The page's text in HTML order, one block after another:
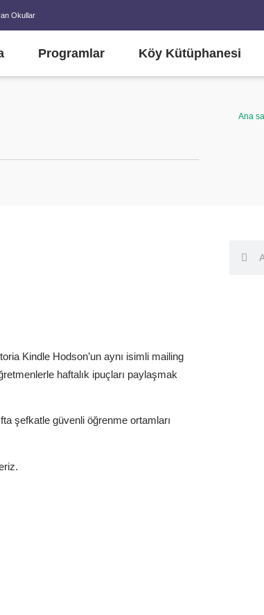
Okullar
Programlar Köy Kütüphanesi
Ana
Kindle Hodson’un aynı isimli mailing
haftalık ipuçları paylaşmak
şefkatle güvenli öğrenme ortamları